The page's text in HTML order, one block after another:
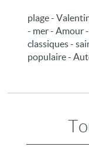
plage -
- mer - Amour
classiques -
populaire -